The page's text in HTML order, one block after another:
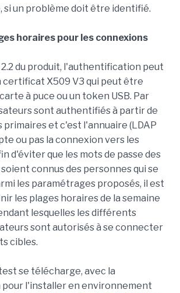
si un problème doit être identifié.
horaires pour les connexions
du produit, l'authentification peut
certificat X509 V3 qui peut être
à puce ou un token USB. Par
sont authentifiés à partir de
et c'est l'annuaire (LDAP
ou pas la connexion vers les
d'éviter que les mots de passe des
connus des personnes qui se
les paramétrages proposés, il est
les plages horaires de la semaine
lesquelles les différents
sont autorisés à se connecter
cibles.
se télécharge, avec la
l'installer en environnement